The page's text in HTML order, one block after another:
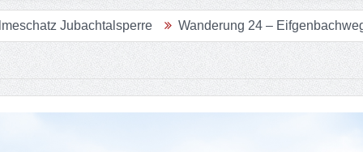
Wanderung 24 – Eifgenbachweg im